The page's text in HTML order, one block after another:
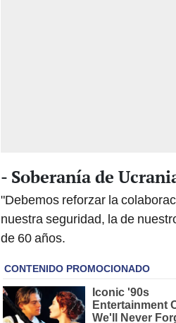
- Soberanía de
"Debemos reforzar la
nuestra seguridad, la de
de 60 años.